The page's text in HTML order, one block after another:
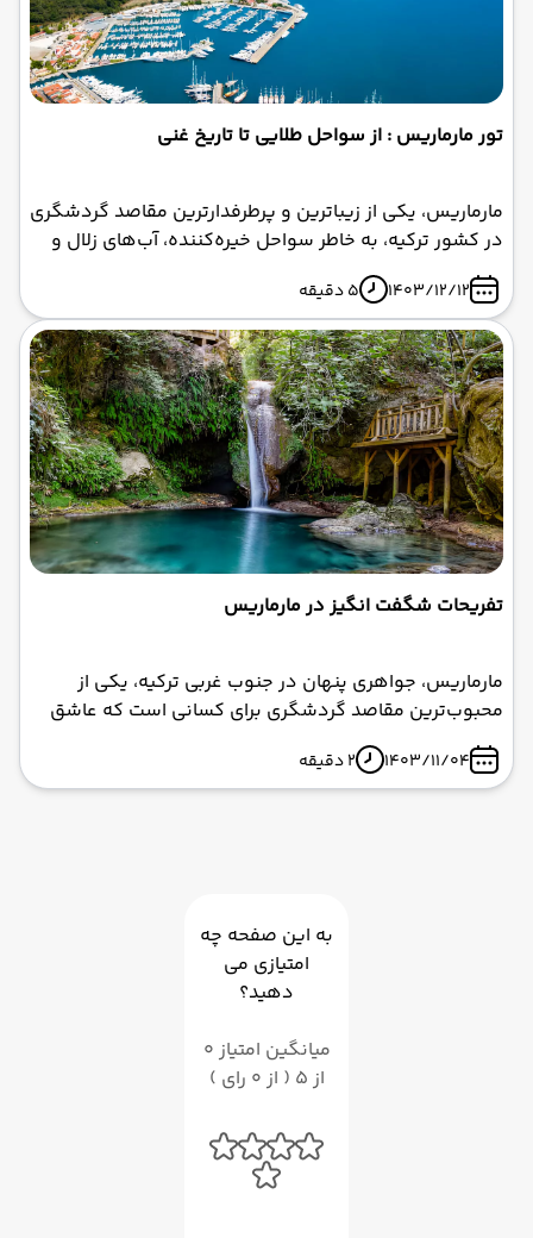
تور مارماریس : از سواحل طلایی تا تاریخ غنی
مارماریس، یکی از زیباترین و پرطرفدارترین مقاصد گردشگری
در کشور ترکیه، به خاطر سواحل خیره‌کننده، آب‌های زلال و
تاریخ غنی و جذاب خود، هر ساله هزاران گردشگر از سرتاسر
جهان را به سمت خود جلب می‌کند.
1403/12/12 5 دقیقه
تفریحات شگفت انگیز در مارماریس
مارماریس، جواهری پنهان در جنوب غربی ترکیه، یکی از
محبوب‌ترین مقاصد گردشگری برای کسانی است که عاشق
دریا، تاریخ، طبیعت و هیجان هستند. اگر به دنبال یک تجربه
بی‌نظیر هستید، تور مارماریس با ابرآسا پرواز می‌تواند
بهترین انتخاب برای شما باشد.
1403/11/04 2 دقیقه
به این صفحه چه
امتیازی می
دهید؟
میانگین امتیاز 0
از 5 ( از 0 رای )